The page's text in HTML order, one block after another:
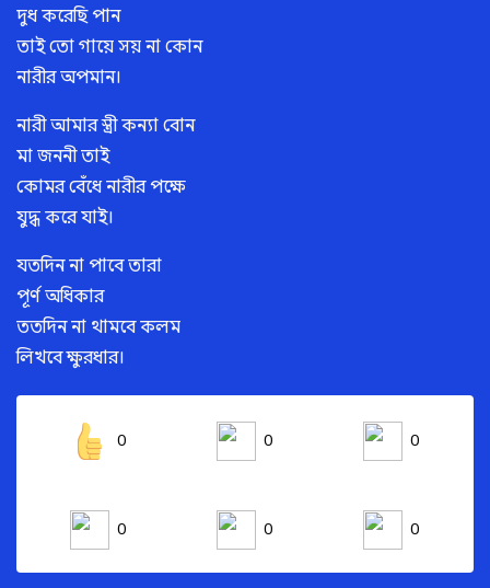
দুধ করেছি পান
তাই তো গায়ে সয় না কোন
নারীর অপমান।
নারী আমার স্ত্রী কন্যা বোন
মা জননী তাই
কোমর বেঁধে নারীর পক্ষে
যুদ্ধ করে যাই।
যতদিন না পাবে তারা
পূর্ণ অধিকার
ততদিন না থামবে কলম
লিখবে ক্ষুরধার।
0 0 0
0 0 0